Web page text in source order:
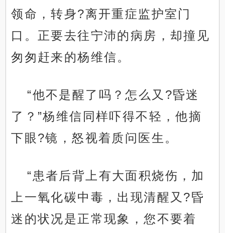
领命，转身?离开重症监护室门
口。正要去往宁沛的病房，却撞见
匆匆赶来的杨维信。
“他不是醒了吗？怎么又?昏迷
了？”杨维信同样吓得不轻，他摘
下眼?镜，怒视着质问医生。
“患者后背上有大面积烧伤，加
上一氧化碳中毒，出现清醒又?昏
迷的状况是正常现象，您不要着